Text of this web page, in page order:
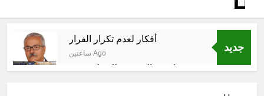
جديد
أفكار لعدم تكرار الفرار
ساعتين Ago
انتهت الحرب… لكن لم ينتهي